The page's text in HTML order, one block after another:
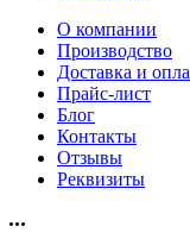
О компании
Производство
Доставка и
Прайс-лист
Блог
Контакты
Отзывы
Реквизиты